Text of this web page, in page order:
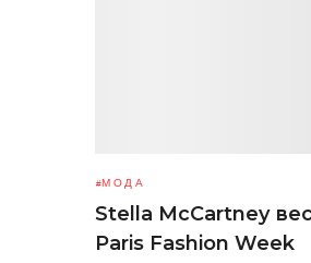
МОДА
Stella McCartney
Paris Fashion Week